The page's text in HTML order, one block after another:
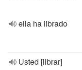
ella ha librado
Usted [librar]